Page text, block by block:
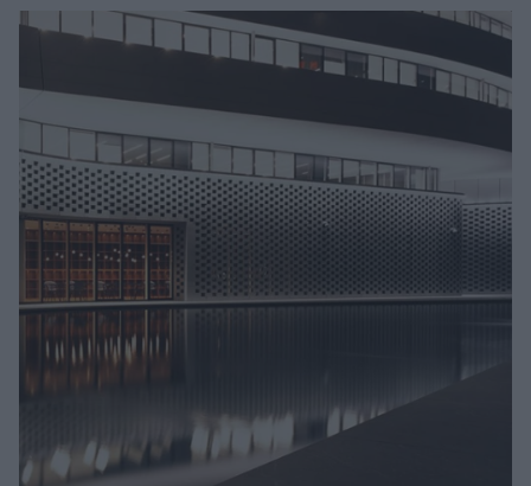
Beauty News
Well being
Υγεία + Διατροφή
Σχέσεις & Σεξ
Fitness
Woman Power
Parenting
Πρόσωπα